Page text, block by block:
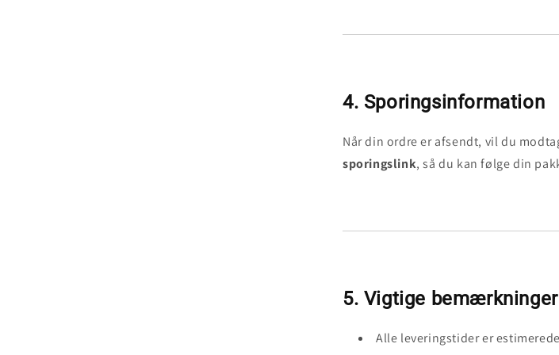
4. Sporingsinformation
Når din ordre er afsendt, vil du
sporingslink, så du kan følge din
5. Vigtige bemærkninger
Alle leveringstider er